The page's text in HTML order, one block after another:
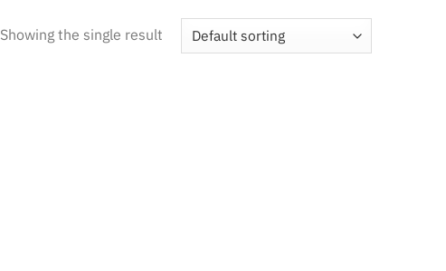
Showing the single result